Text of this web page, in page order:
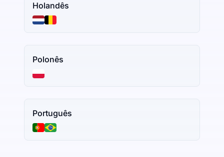
Holandês
Polonês
Português